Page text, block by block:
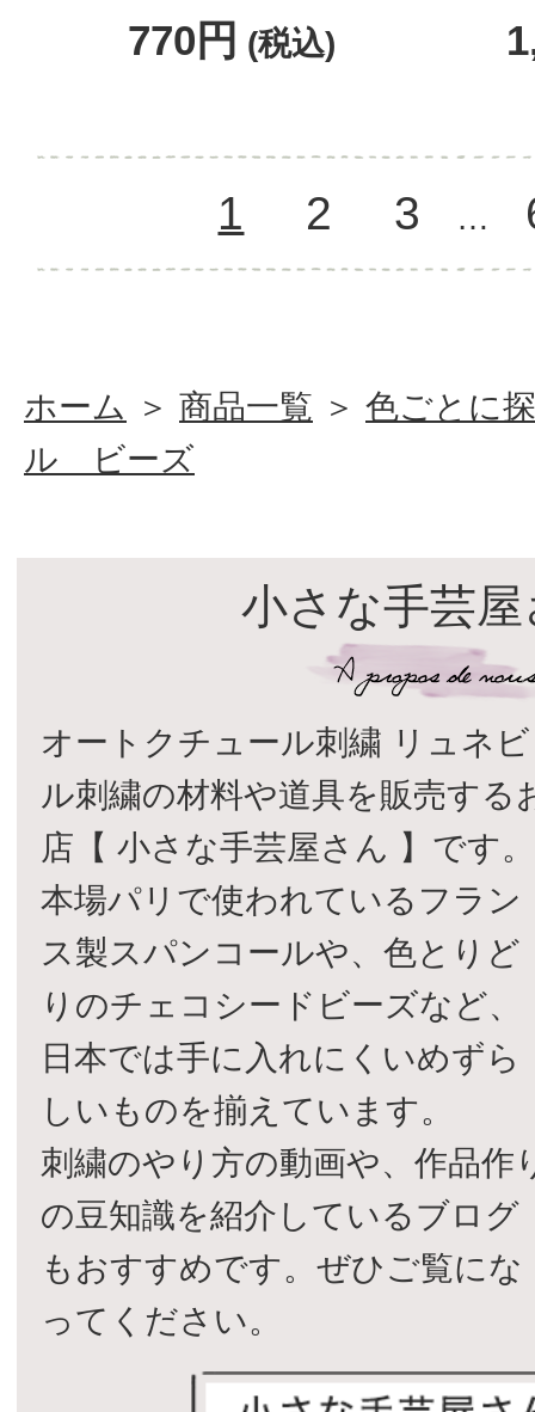
770円 (税込)
1 2 3 …
ホーム ＞ 商品一覧 ＞ 色ごとに
ル ビーズ
小さな手芸
オートクチュール刺繍 リュネビ
ル刺繍の材料や道具を販売する
店【 小さな手芸屋さん 】です。
本場パリで使われているフラン
ス製スパンコールや、色とりど
りのチェコシードビーズなど、
日本では手に入れにくいめずら
しいものを揃えています。
刺繍のやり方の動画や、作品作
の豆知識を紹介しているブログ
もおすすめです。ぜひご覧にな
ってください。